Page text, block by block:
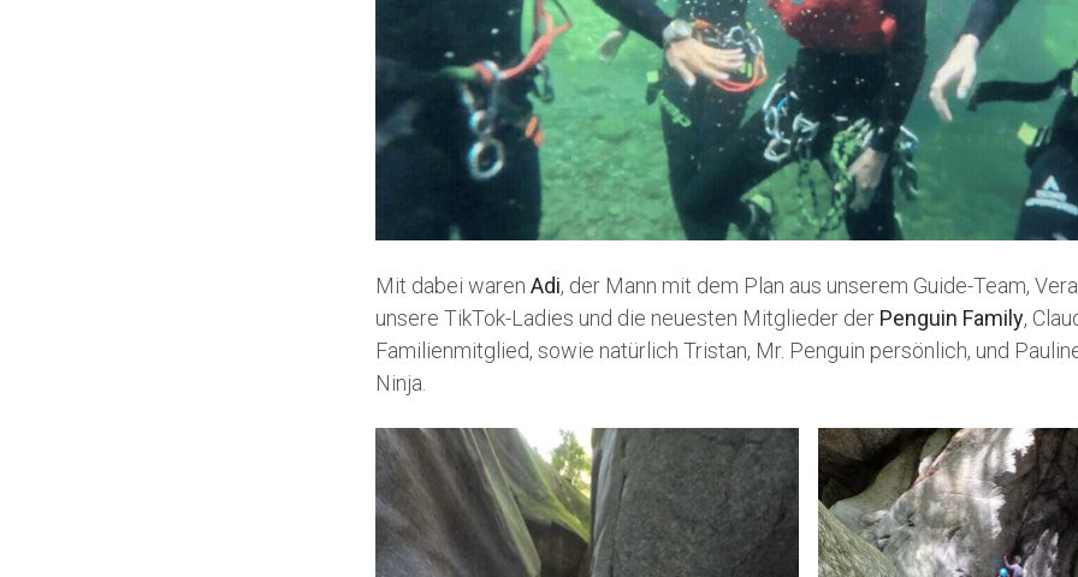
Mit dabei waren Adi, der Mann mit dem Plan aus unserem Guide-Team,
unsere TikTok-Ladies und die neuesten Mitglieder der Penguin Family,
Familienmitglied, sowie natürlich Tristan, Mr. Penguin persönlich, und
Ninja.